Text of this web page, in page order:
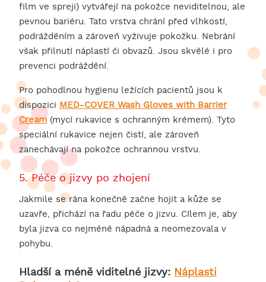
film ve spreji) vytvářejí na pokožce neviditelnou, ale
pevnou bariéru. Tato vrstva chrání před vlhkostí,
podrážděním a zároveň vyživuje pokožku. Nebrání
však přilnutí náplastí či obvazů. Jsou skvělé i pro
prevenci podráždění.
Pro pohodlnou hygienu ležících pacientů jsou k
dispozici MED-COVER Wash Gloves with Barrier
Cream(mycí rukavice s ochranným krémem). Tyto
speciální rukavice nejen čistí, ale zároveň
zanechávají na pokožce ochrannou vrstvu.
5. Péče o jizvy po zhojení
Jakmile se rána konečně začne hojit a kůže se
uzavře, přichází na řadu péče o jizvu. Cílem je, aby
byla jizva co nejméně nápadná a neomezovala v
pohybu.
Hladší a méně viditelné jizvy: Náplasti